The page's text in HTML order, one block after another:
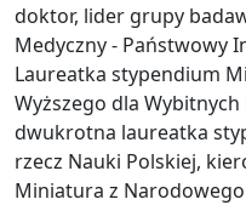
doktor, lider grupy
Medyczny - Państwowy
Laureatka stypendium
Wyższego dla
dwukrotna laureatka
rzecz Nauki Polskiej,
Miniatura z